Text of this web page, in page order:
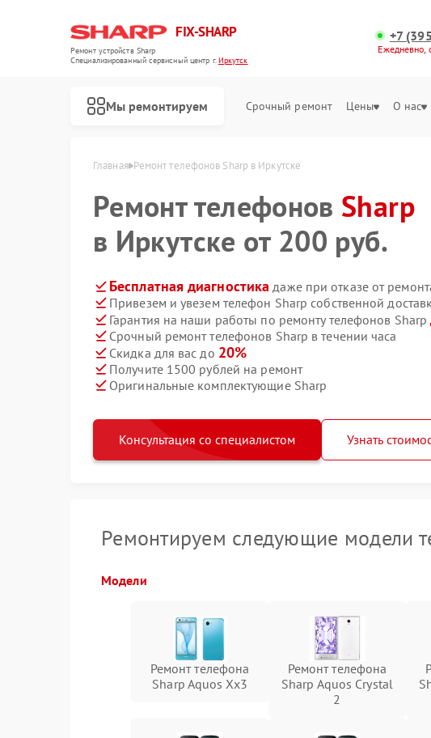
FIX-SHARP
Ремонт устройств Sharp
Специализированный cервисный центр г.Иркутск
+7
Ежедневно,
Мы ремонтируем Срочный ремонт Цены О нас
Главная Ремонт телефонов Sharp в Иркутске
Ремонт телефонов Sharp
в Иркутске от 200 руб.
Бесплатная диагностика даже при отказе от
Привезем и увезем телефон Sharp собственной
Гарантия на наши работы по ремонту телефонов Sharp
Срочный ремонт телефонов Sharp в течении часа
Скидка для вас до 20%
Получите 1500 рублей на ремонт
Оригинальные комплектующие Sharp
Консультация со специалистом Узнать
Ремонтируем следующие модели
Модели
Ремонт телефона
Sharp Aquos Xx3
Ремонт телефона
Sharp Aquos Crystal
2